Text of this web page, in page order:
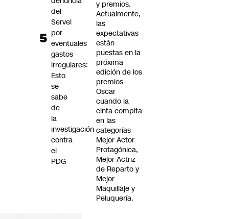
y premios.
Actualmente,
las
expectativas
están
puestas en la
próxima
edición de los
premios
Oscar
cuando la
cinta compita
en las
categorías
Mejor Actor
Protagónica,
Mejor Actriz
de Reparto y
Mejor
Maquillaje y
Peluquería.
del
Servel
por
eventuales
gastos
irregulares:
Esto
se
sabe
de
la
investigación
contra
el
PDG